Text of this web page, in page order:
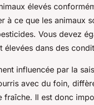
élevés
à ce que les animaux
Vous devez
élevées dans des
influencée par la
avec du foin,
fraîche. Il est donc